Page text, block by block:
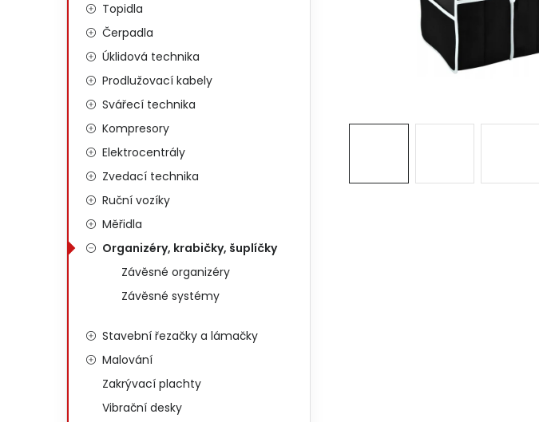
Topidla
Čerpadla
Úklidová technika
Prodlužovací kabely
Svářecí technika
Kompresory
Elektrocentrály
Zvedací technika
Ruční vozíky
Měřidla
Organizéry, krabičky, šuplíčky
Závěsné organizéry
Závěsné systémy
Stavební řezačky a lámačky
Malování
Zakrývací plachty
Vibrační desky